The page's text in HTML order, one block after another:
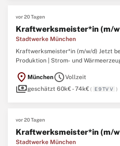
vor 20 Tagen
Kraftwerksmeister*in (m/
Stadtwerke München
Kraftwerksmeister*in (m/w/d) Jetzt
Produktion | Strom- und
Blick Der Bereich Strom- und
für Betrieb und
location_on MünchenscheduleVollzeit
paymentsgeschätzt 60k€ - 74k€( E 9 TV V )
vor 20 Tagen
Kraftwerksmeister*in (m/
Stadtwerke München